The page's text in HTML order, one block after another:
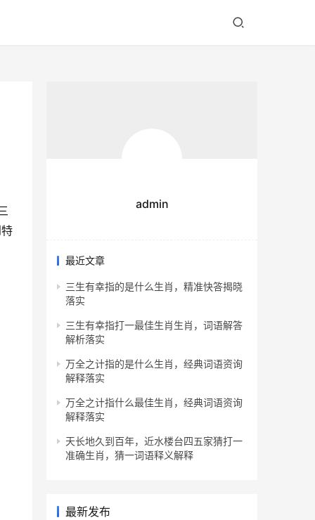
admin
最近文章
三生有幸指的是什么生肖，精准快答揭晓
落实
三生有幸指打一最佳生肖生肖，词语解答
解析落实
万全之计指的是什么生肖，经典词语资询
解释落实
万全之计指什么最佳生肖，经典词语资询
解释落实
天长地久到百年，近水楼台四五家猜打一
准确生肖，猜一词语释义解释
最新发布